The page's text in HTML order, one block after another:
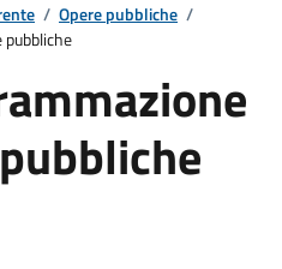
/ Opere pubbliche /